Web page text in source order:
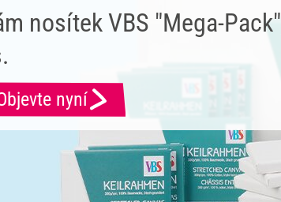
nosítek VBS "Mega-
nyní